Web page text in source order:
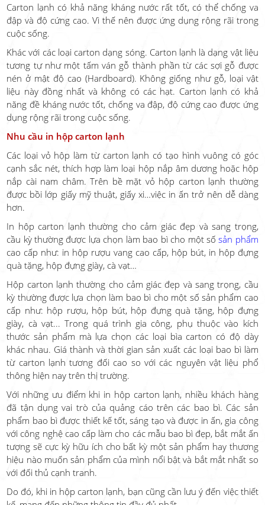
Carton lạnh có khả năng kháng nước rất tốt, có thể chống va
đập và độ cứng cao. Vì thế nên được ứng dụng rộng rãi trong
cuộc sống.
Khác với các loại carton dạng sóng. Carton lạnh là dạng vật liệu
tương tự như một tấm ván gỗ thành phần từ các sợi gỗ được
nén ở mật độ cao (Hardboard). Không giống như gỗ, loại vật
liệu này đồng nhất và không có các hạt. Carton lạnh có khả
năng đề kháng nước tốt, chống va đập, độ cứng cao được ứng
dụng rộng rãi trong cuộc sống.
Nhu cầu in hộp carton lạnh
Các loại vỏ hộp làm từ carton lạnh có tạo hình vuông có góc
cạnh sắc nét, thích hợp làm loại hộp nắp âm dương hoặc hộp
nắp cài nam châm. Trên bề mặt vỏ hộp carton lạnh thường
được bồi lớp giấy mỹ thuật, giấy xi…việc in ấn trở nên dễ dàng
hơn.
In hộp carton lạnh thường cho cảm giác đẹp và sang trọng,
cầu kỳ thường được lựa chọn làm bao bì cho một sốsản phẩm
cao cấp như: in hộp rượu vang cao cấp, hộp bút, in hộp đựng
quà tặng, hộp đựng giày, cà vạt…
Hộp carton lạnh thường cho cảm giác đẹp và sang trọng, cầu
kỳ thường được lựa chọn làm bao bì cho một số sản phẩm cao
cấp như: hộp rượu, hộp bút, hộp đựng quà tặng, hộp đựng
giày, cà vạt... Trong quá trình gia công, phụ thuộc vào kích
thước sản phẩm mà lựa chọn các loại bìa carton có độ dày
khác nhau. Giá thành và thời gian sản xuất các loại bao bì làm
từ carton lạnh tương đối cao so với các nguyên vật liệu phổ
thông hiện nay trên thị trường.
Với những ưu điểm khi in hộp carton lạnh, nhiều khách hàng
đã tận dụng vai trò của quảng cáo trên các bao bì. Các sản
phẩm bao bì được thiết kế tốt, sáng tạo và được in ấn, gia công
với công nghệ cao cấp làm cho các mẫu bao bì đẹp, bắt mắt ấn
tượng sẽ cực kỳ hữu ích cho bất kỳ một sản phẩm hay thương
hiệu nào muốn sản phẩm của mình nổi bật và bắt mắt nhất so
với đối thủ cạnh tranh.
Do đó, khi in hộp carton lạnh, bạn cũng cần lưu ý đến việc thiết